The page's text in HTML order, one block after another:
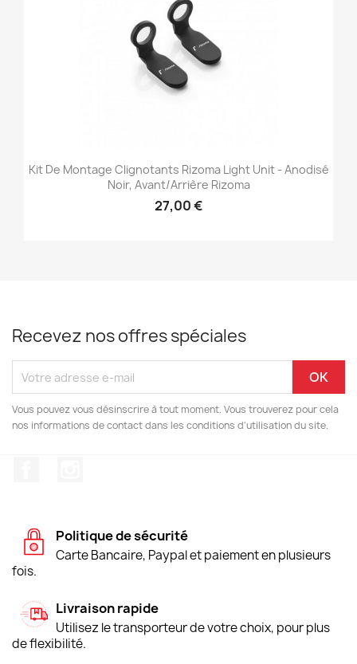
Kit De Montage Clignotants Rizoma Light Unit - Anodisé
Noir, Avant/Arrière Rizoma
27,00 €
Recevez nos offres spéciales
Vous pouvez vous désinscrire à tout moment. Vous trouverez pour cela
nos informations de contact dans les conditions d'utilisation du site.
Politique de sécurité
Carte Bancaire, Paypal et paiement en plusieurs
fois.
Livraison rapide
Utilisez le transporteur de votre choix, pour plus
de flexibilité.